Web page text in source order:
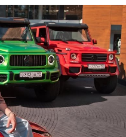
в
Гусейна Гасанова.
дело о
преступных
В тот же день
. ДЕНЬГИ
МВД